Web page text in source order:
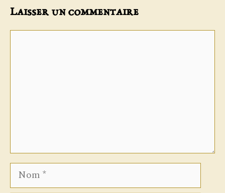
Laisser un commentaire
Nom